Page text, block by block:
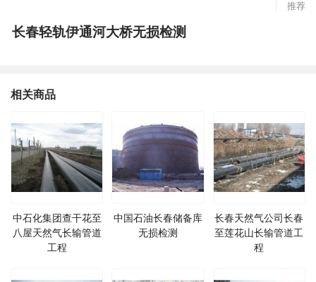
推荐
长春轻轨伊通河大桥无损检测
相关商品
中石化集团查干花至
八屋天然气长输管道
工程
中国石油长春储备库
无损检测
长春天然气公司长春
至莲花山长输管道工
程